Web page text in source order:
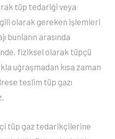
tüp tedariği veya
olarak gereken işlemleri
bunların arasında
fiziksel olarak tüpçü
uğraşmadan kısa zaman
teslim tüp gazı
tüp gaz tedarikçilerine